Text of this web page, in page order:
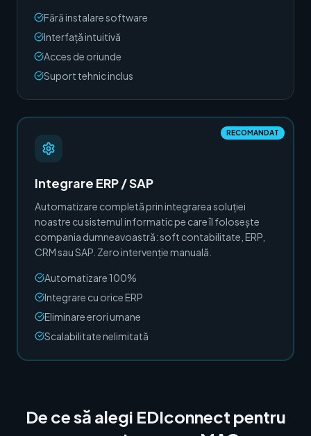
Fără instalare software
Interfață intuitivă
Acces de oriunde
Suport tehnic inclus
RECOMANDAT
Integrare ERP / SAP
Automatizare completă prin integrarea soluției
noastre cu sistemul informatic pe care îl folosește
compania dumneavoastră: soft contabilitate, ERP,
CRM sau SAP. Zero intervenție manuală.
Automatizare 100%
Integrare cu orice ERP
Eliminare erori umane
Scalabilitate nelimitată
De ce să alegi EDIconnect pentru